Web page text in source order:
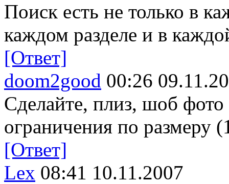
Поиск есть не только в
каждом разделе и в
[Ответ]
doom2good 00:26
Сделайте, плиз, шоб фото
ограничения по размеру
[Ответ]
Lex 08:41 10.11.2007